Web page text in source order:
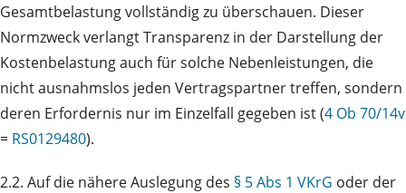
Gesamtbelastung vollständig zu überschauen. Dieser
Normzweck verlangt Transparenz in der Darstellung der
Kostenbelastung auch für solche Nebenleistungen, die
nicht ausnahmslos jeden Vertragspartner treffen, sondern
deren Erfordernis nur im Einzelfall gegeben ist (4 Ob 70/14v
= RS0129480).
2.2. Auf die nähere Auslegung des § 5 Abs 1 VKrG oder der